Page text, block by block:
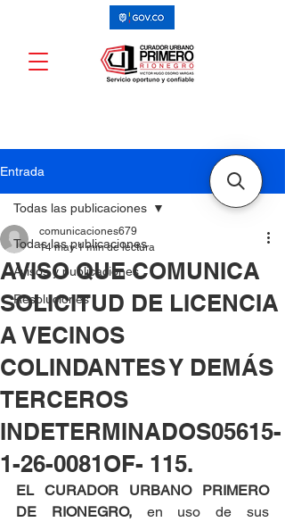
Entrada
Todas las publicaciones
Avisos y publicaciones
Resoluciones
Todas las publicaciones
AVISO QUE COMUNICA
SOLICITUD DE LICENCIA
A VECINOS
COLINDANTES Y DEMÁS
TERCEROS
INDETERMINADOS05615-
1-26-0081OF- 115.
comunicaciones679
14 may 1 min de lectura
EL CURADOR URBANO PRIMERO
DE RIONEGRO, en uso de sus